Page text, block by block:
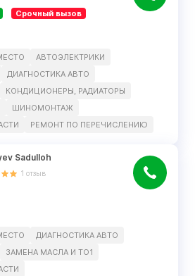
Срочный вызов
АВТОЭЛЕКТРИКИ
ДИАГНОСТИКА АВТО
КОНДИЦИОНЕРЫ, РАДИАТОРЫ
ШИНОМОНТАЖ
РЕМОНТ ПО ПЕРЕЧИСЛЕНИЮ
Sadulloh
1 отзыв
ДИАГНОСТИКА АВТО
ЗАМЕНА МАСЛА И ТО1